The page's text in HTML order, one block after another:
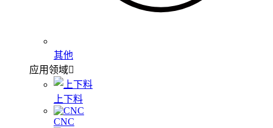
其他
应用领域
上下料
CNC